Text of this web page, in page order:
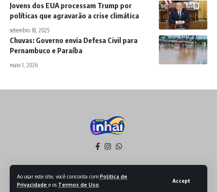
Ao usar este site, você concorda com Politica de
Privacidade e os Termos de Uso
Accept
Jovens dos EUA processam Trump por
políticas que agravarão a crise climática
setembro 18, 2025
Chuvas: Governo envia Defesa Civil para
Pernambuco e Paraíba
maio 1, 2026
Todos os Direitos reservados - 2026 - Produzido por Sept Mídia